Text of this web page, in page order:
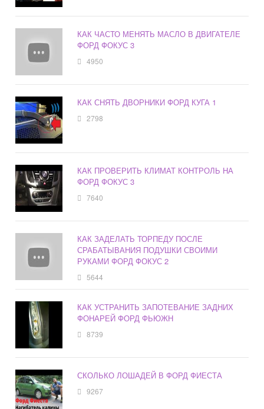
КАК ЧАСТО МЕНЯТЬ МАСЛО В ДВИГАТЕЛЕ
ФОРД ФОКУС 3
4950
КАК СНЯТЬ ДВОРНИКИ ФОРД КУГА 1
2798
КАК ПРОВЕРИТЬ КЛИМАТ КОНТРОЛЬ НА
ФОРД ФОКУС 3
7640
КАК ЗАДЕЛАТЬ ТОРПЕДУ ПОСЛЕ
СРАБАТЫВАНИЯ ПОДУШКИ СВОИМИ
РУКАМИ ФОРД ФОКУС 2
5644
КАК УСТРАНИТЬ ЗАПОТЕВАНИЕ ЗАДНИХ
ФОНАРЕЙ ФОРД ФЬЮЖН
8739
СКОЛЬКО ЛОШАДЕЙ В ФОРД ФИЕСТА
9267